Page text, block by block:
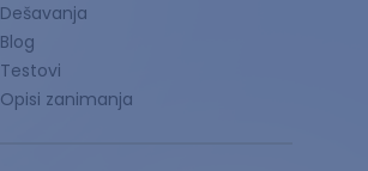
Dešavanja
Blog
Testovi
Opisi zanimanja